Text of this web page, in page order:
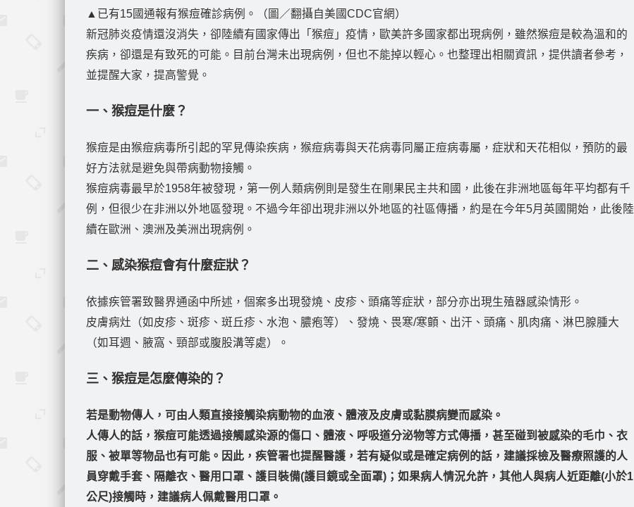
▲已有15國通報有猴痘確診病例。（圖／翻攝自美國CDC官網）
新冠肺炎疫情還沒消失，卻陸續有國家傳出「猴痘」疫情，歐美許多國家都出現病例，雖然猴痘是較為溫和的
疾病，卻還是有致死的可能。目前台灣未出現病例，但也不能掉以輕心。也整理出相關資訊，提供讀者參考，
並提醒大家，提高警覺。
一、猴痘是什麼？
猴痘是由猴痘病毒所引起的罕見傳染疾病，猴痘病毒與天花病毒同屬正痘病毒屬，症狀和天花相似，預防的最
好方法就是避免與帶病動物接觸。
猴痘病毒最早於1958年被發現，第一例人類病例則是發生在剛果民主共和國，此後在非洲地區每年平均都有千
例，但很少在非洲以外地區發現。不過今年卻出現非洲以外地區的社區傳播，約是在今年5月英國開始，此後陸
續在歐洲、澳洲及美洲出現病例。
二、感染猴痘會有什麼症狀？
依據疾管署致醫界通函中所述，個案多出現發燒、皮疹、頭痛等症狀，部分亦出現生殖器感染情形。
皮膚病灶（如皮疹、斑疹、斑丘疹、水泡、膿疱等）、發燒、畏寒/寒顫、出汗、頭痛、肌肉痛、淋巴腺腫大
（如耳週、腋窩、頸部或腹股溝等處）。
三、猴痘是怎麼傳染的？
若是動物傳人，可由人類直接接觸染病動物的血液、體液及皮膚或黏膜病變而感染。
人傳人的話，猴痘可能透過接觸感染源的傷口、體液、呼吸道分泌物等方式傳播，甚至碰到被感染的毛巾、衣
服、被單等物品也有可能。因此，疾管署也提醒醫護，若有疑似或是確定病例的話，建議採檢及醫療照護的人
員穿戴手套、隔離衣、醫用口罩、護目裝備(護目鏡或全面罩)；如果病人情況允許，其他人與病人近距離(小於1
公尺)接觸時，建議病人佩戴醫用口罩。